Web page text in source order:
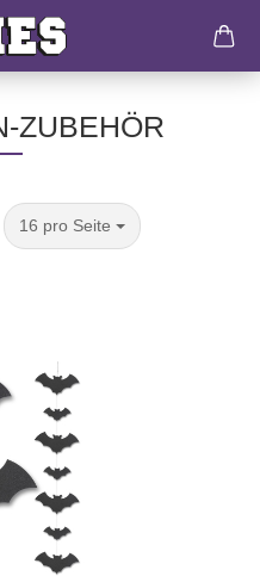
ZUBEHÖR
16 pro Seite